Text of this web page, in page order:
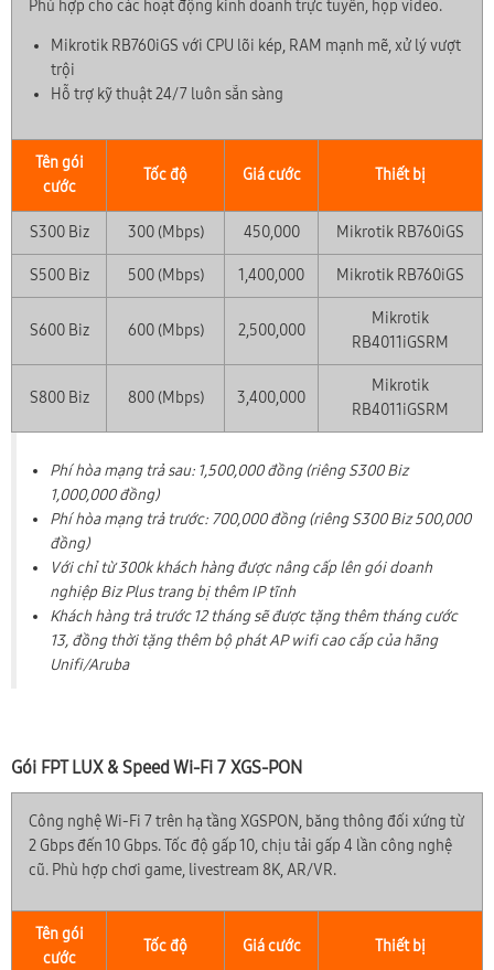
Phù hợp cho các hoạt động kinh doanh trực tuyến, họp video.
Mikrotik RB760iGS với CPU lõi kép, RAM mạnh mẽ, xử lý vượt
trội
Hỗ trợ kỹ thuật 24/7 luôn sẵn sàng
Tên gói
cước
Tốc độ Giá cước Thiết bị
S300 Biz 300 (Mbps) 450,000 Mikrotik RB760iGS
S500 Biz 500 (Mbps) 1,400,000 Mikrotik RB760iGS
S600 Biz 600 (Mbps) 2,500,000
Mikrotik
RB4011iGSRM
S800 Biz 800 (Mbps) 3,400,000
Mikrotik
RB4011iGSRM
Phí hòa mạng trả sau: 1,500,000 đồng (riêng S300 Biz
1,000,000 đồng)
Phí hòa mạng trả trước: 700,000 đồng (riêng S300 Biz 500,000
đồng)
Với chỉ từ 300k khách hàng được nâng cấp lên gói doanh
nghiệp Biz Plus trang bị thêm IP tĩnh
Khách hàng trả trước 12 tháng sẽ được tặng thêm tháng cước
13, đồng thời tặng thêm bộ phát AP wifi cao cấp của hãng
Unifi/Aruba
Gói FPT LUX & Speed Wi-Fi 7 XGS-PON
Công nghệ Wi-Fi 7 trên hạ tầng XGSPON, băng thông đối xứng từ
2 Gbps đến 10 Gbps. Tốc độ gấp 10, chịu tải gấp 4 lần công nghệ
cũ. Phù hợp chơi game, livestream 8K, AR/VR.
Tên gói
cước
Tốc độ Giá cước Thiết bị